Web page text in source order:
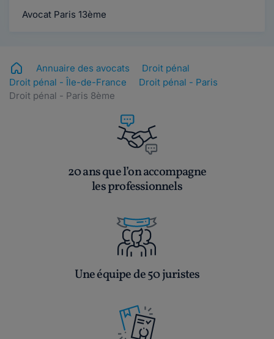
Avocat Paris 13ème
Annuaire des avocats
Droit pénal
Droit pénal - Île-de-France
Droit pénal - Paris
Droit pénal - Paris 8ème
20 ans que l’on accompagne
les professionnels
Une équipe de 50 juristes